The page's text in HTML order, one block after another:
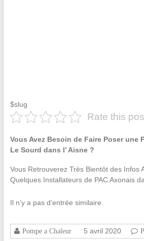
$slug
Rate this
Vous Avez Besoin de Faire Poser une
Le Sourd dans l’ Aisne ?
Vous Retrouverez Très Bientôt des Infos
Quelques Installateurs de PAC Axonais
Il n’y a pas d’entrée similaire.
Pompe a Chaleur 5 avril 2020